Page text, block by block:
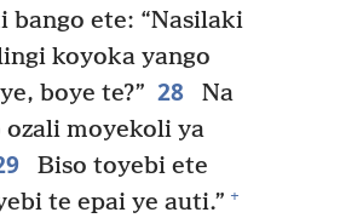
bango ete: “Nasilaki
koyoka yango
boye te?” 28
Na
ozali moyekoli ya
Biso toyebi ete
te epai ye auti.” +